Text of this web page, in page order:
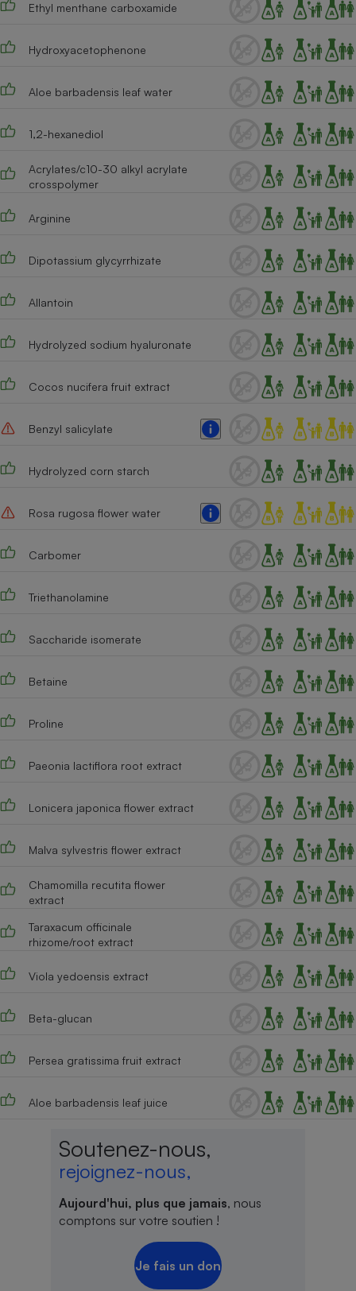
Ethyl menthane carboxamide
Hydroxyacetophenone
Aloe barbadensis leaf water
1,2-hexanediol
Acrylates/c10-30 alkyl acrylate
crosspolymer
Arginine
Dipotassium glycyrrhizate
Allantoin
Hydrolyzed sodium hyaluronate
Cocos nucifera fruit extract
Benzyl salicylate
Hydrolyzed corn starch
Rosa rugosa flower water
Carbomer
Triethanolamine
Saccharide isomerate
Betaine
Proline
Paeonia lactiflora root extract
Lonicera japonica flower extract
Malva sylvestris flower extract
Chamomilla recutita flower
extract
Taraxacum officinale
rhizome/root extract
Viola yedoensis extract
Beta-glucan
Persea gratissima fruit extract
Aloe barbadensis leaf juice
Soutenez-nous,
rejoignez-nous,
Aujourd'hui, plus que jamais, nous
comptons sur votre soutien !
Je fais un don